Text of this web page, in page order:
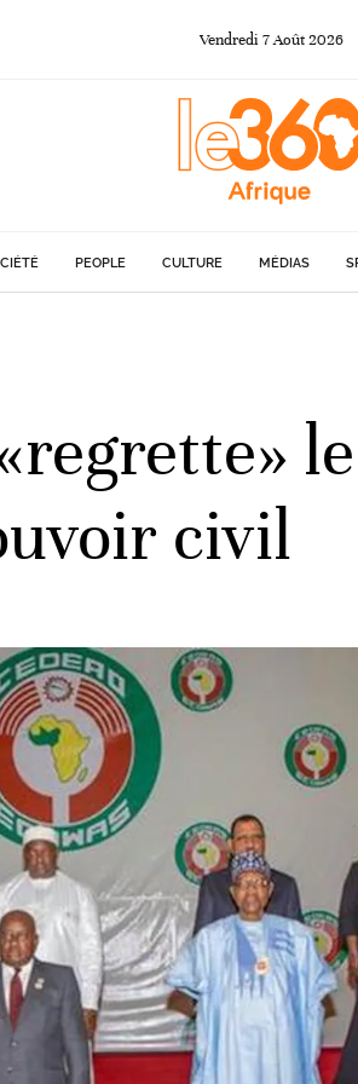
Vendredi 7Août 2026
PEOPLE CULTURE MÉDIAS
civil